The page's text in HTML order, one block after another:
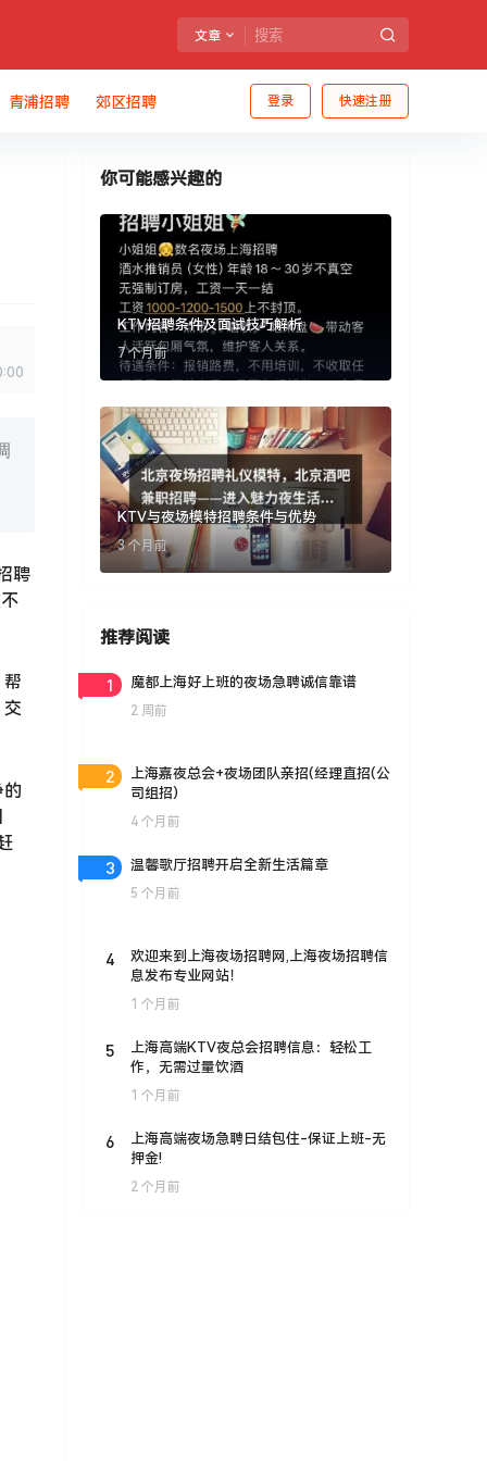
文章
登录 快速注册
青浦招聘 郊区招聘
聘
你可能感兴趣的
KTV招聘条件及面试技巧解析
7 个月前
KTV与夜场模特招聘条件与优势
3 个月前
推荐阅读
1 魔都上海好上班的夜场急聘诚信靠谱
2 周前
2
上海嘉夜总会+夜场团队亲招(经理直招(公
司组招)
4 个月前
3 温馨歌厅招聘开启全新生活篇章
5 个月前
4
欢迎来到上海夜场招聘网,上海夜场招聘信
息发布专业网站！
1 个月前
5
上海高端KTV夜总会招聘信息：轻松工
作，无需过量饮酒
1 个月前
6
上海高端夜场急聘日结包住-保证上班-无
押金!
2 个月前